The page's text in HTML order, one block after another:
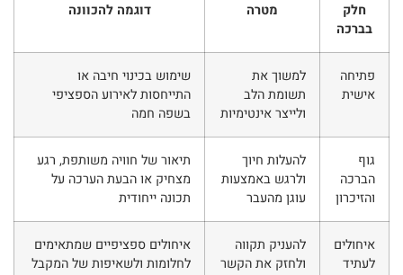
חלק
בברכה
מטרה דוגמה להכוונה
פתיחה
אישית
למשוך את
תשומת הלב
ולייצר אינטימיות
שימוש בכינוי חיבה או
התייחסות לאירוע הספציפי
בשפה חמה
גוף
הברכה
והזיכרון
להעלות חיוך
ולרגש באמצעות
עוגן מהעבר
תיאור של חוויה משותפת, רגע
מצחיק או הבעת הערכה על
תכונה ייחודית
איחולים
לעתיד
להעניק תקווה
ולחזק את הקשר
איחולים ספציפיים שמתאימים
לחלומות ולשאיפות של המקבל